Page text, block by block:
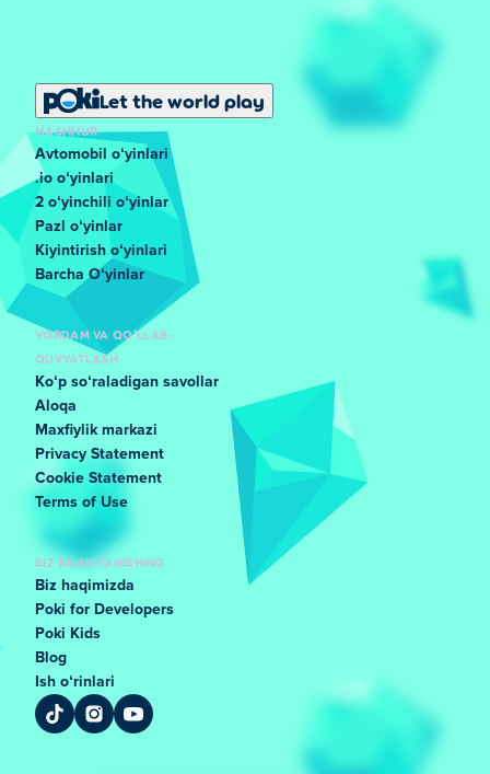
Let the world play
MASHHUR
Avtomobil oʻyinlari
.io oʻyinlari
2 oʻyinchili oʻyinlar
Pazl oʻyinlar
Kiyintirish oʻyinlari
Barcha Oʻyinlar
YORDAM VA QO'LLAB-
QUVVATLASH
Koʻp soʻraladigan savollar
Aloqa
Maxfiylik markazi
Privacy Statement
Cookie Statement
Terms of Use
BIZ BILAN TANISHING
Biz haqimizda
Poki for Developers
Poki Kids
Blog
Ish oʻrinlari